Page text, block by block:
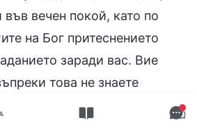
във вечен покой, като по
на Бог притеснението
заради вас. Вие
това не знаете
ядете и пиете словата на